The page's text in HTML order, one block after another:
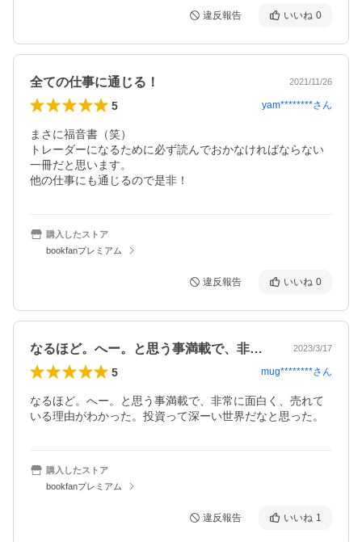
違反報告 いいね 0
全ての仕事に通じる！ 2021/11/26
5 yam********さん
まさに福音書（笑）
トレーダーになるために必ず読んでおかなければならない
一冊だと思います。
他の仕事にも通じるので是非！
購入したストア
bookfanプレミアム
違反報告 いいね 0
なるほど。へー。と思う事満載で、非常に… 2023/3/17
5 mug********さん
なるほど。へー。と思う事満載で、非常に面白く、売れて
いる理由がわかった。投資って深ーい世界だなと思った。
購入したストア
bookfanプレミアム
違反報告 いいね 1